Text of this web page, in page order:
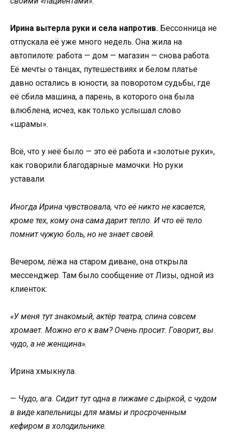
Ирина вытерла руки и села напротив. Бессонница не
отпускала её уже много недель. Она жила на
автопилоте: работа — дом — магазин — снова работа.
Её мечты о танцах, путешествиях и белом платье
давно остались в юности, за поворотом судьбы, где
её сбила машина, а парень, в которого она была
влюблена, исчез, как только услышал слово
«шрамы».
Всё, что у неё было — это её работа и «золотые руки»,
как говорили благодарные мамочки. Но руки
уставали.
Иногда Ирина чувствовала, что её никто не касается,
кроме тех, кому она сама дарит тепло. И что её тело
помнит чужую боль, но не знает своей.
Вечером, лёжа на старом диване, она открыла
мессенджер. Там было сообщение от Лизы, одной из
клиенток:
«У меня тут знакомый, актёр театра, спина совсем
хромает. Можно его к вам? Очень просит. Говорит, вы
чудо, а не женщина».
Ирина хмыкнула.
— Чудо, ага. Сидит тут одна в пижаме с дыркой, с чудом
в виде капельницы для мамы и просроченным
кефиром в холодильнике.